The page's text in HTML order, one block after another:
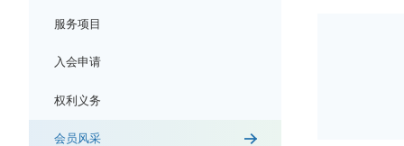
服务项目
入会申请
权利义务
会员风采